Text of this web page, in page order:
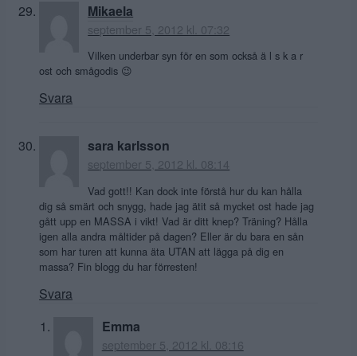
Mikaela
september 5, 2012 kl. 07:32
Vilken underbar syn för en som också ä l s k a r
ost och smågodis 😉
Svara
sara karlsson
september 5, 2012 kl. 08:14
Vad gott!! Kan dock inte förstå hur du kan hålla
dig så smärt och snygg, hade jag ätit så mycket ost hade jag
gått upp en MASSA i vikt! Vad är ditt knep? Träning? Hålla
igen alla andra måltider på dagen? Eller är du bara en sån
som har turen att kunna äta UTAN att lägga på dig en
massa? Fin blogg du har förresten!
Svara
Emma
september 5, 2012 kl. 08:16